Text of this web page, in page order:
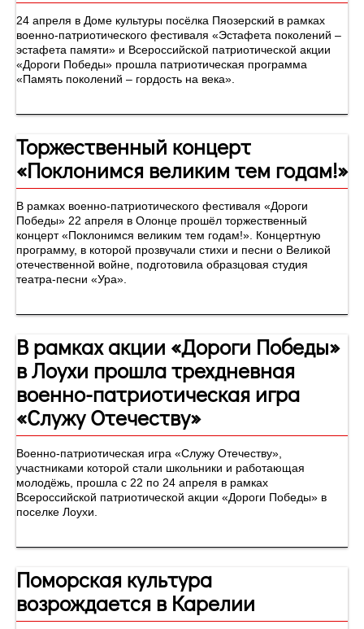
24 апреля в Доме культуры посёлка Пяозерский в рамках
военно-патриотического фестиваля «Эстафета поколений –
эстафета памяти» и Всероссийской патриотической акции
«Дороги Победы» прошла патриотическая программа
«Память поколений – гордость на века».
Торжественный концерт
«Поклонимся великим тем годам!»
В рамках военно-патриотического фестиваля «Дороги
Победы» 22 апреля в Олонце прошёл торжественный
концерт «Поклонимся великим тем годам!». Концертную
программу, в которой прозвучали стихи и песни о Великой
отечественной войне, подготовила образцовая студия
театра-песни «Ура».
В рамках акции «Дороги Победы»
в Лоухи прошла трехдневная
военно-патриотическая игра
«Служу Отечеству»
Военно-патриотическая игра «Служу Отечеству»,
участниками которой стали школьники и работающая
молодёжь, прошла с 22 по 24 апреля в рамках
Всероссийской патриотической акции «Дороги Победы» в
поселке Лоухи.
Поморская культура
возрождается в Карелии